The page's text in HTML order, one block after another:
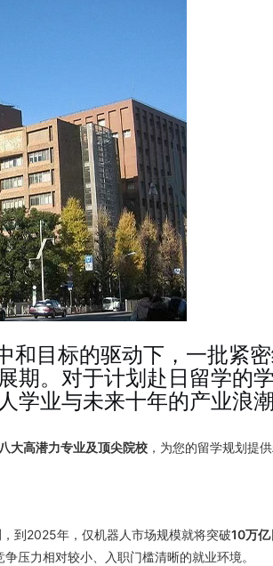
和目标的驱动下，一批紧
期。对于计划赴日留学的
学业与未来十年的产业浪
大高潜力专业及顶尖院校 ，为您的留学规划提
到2025年，仅机器人市场规模就将突破10万亿
争压力相对较小、入职门槛清晰的就业环境。